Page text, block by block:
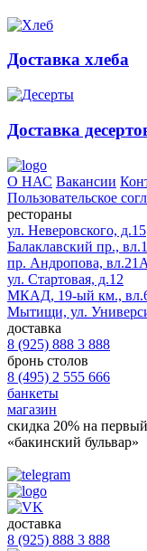
Доставка хлеба
Доставка
О НАС Вакансии
Пользовательское
рестораны
ул. Неверовского, д.15
Балаклавский пр.,
пр. Андропова, вл.21А
ул. Стартовая, д.12
МКАД, 19-ый км.,
Мытищи, ул.
доставка
8 (925) 888 3 888
бронь столов
8 (495) 2 555 666
банкеты
магазин
скидка 20% на
«бакинский бульвар»
доставка
8 (925) 888 3 888